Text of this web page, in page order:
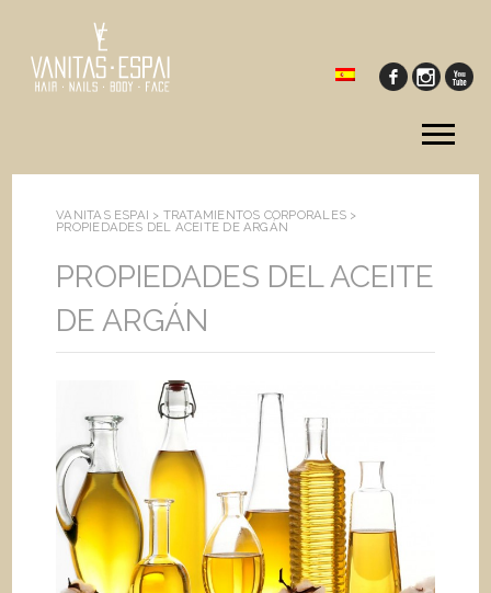
VANITAS ESPAI > TRATAMIENTOS CORPORALES>
PROPIEDADES DEL ACEITE DE ARGÁN
PROPIEDADES DEL ACEITE
DE ARGÁN